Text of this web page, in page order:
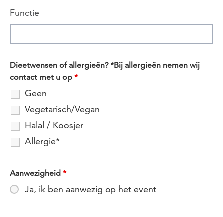
Functie
Dieetwensen of allergieën? *Bij allergieën nemen wij
contact met u op *
Geen
Vegetarisch/Vegan
Halal / Koosjer
Allergie*
Aanwezigheid *
Ja, ik ben aanwezig op het event